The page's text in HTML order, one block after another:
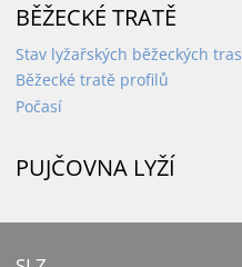
BĚŽECKÉ TRATĚ
Stav lyžařských běžeckých tras
Běžecké tratě profilů
Počasí
PUJČOVNA LYŽÍ